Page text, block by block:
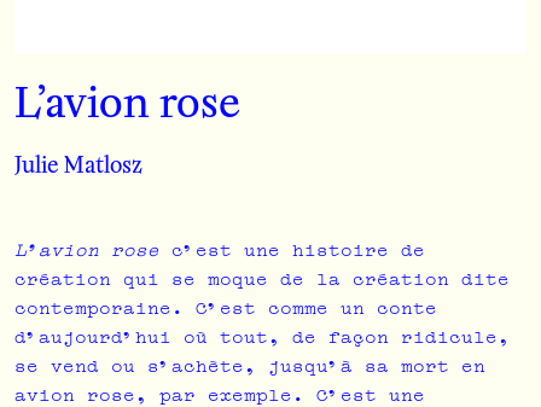
L’avion rose
Julie Matlosz
L’avion rose c’est une histoire de
création qui se moque de la création dite
contemporaine. C’est comme un conte
d’aujourd’hui où tout, de façon ridicule,
se vend ou s’achète, jusqu’à sa mort en
avion rose, par exemple. C’est une